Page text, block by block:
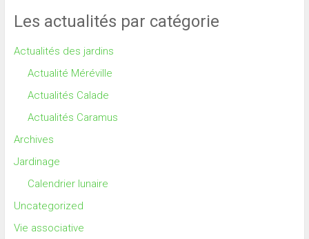
Les actualités par catégorie
Actualités des jardins
Actualité Méréville
Actualités Calade
Actualités Caramus
Archives
Jardinage
Calendrier lunaire
Uncategorized
Vie associative